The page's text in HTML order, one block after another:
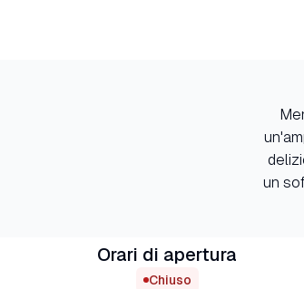
un
Orari di apertura
Chiuso